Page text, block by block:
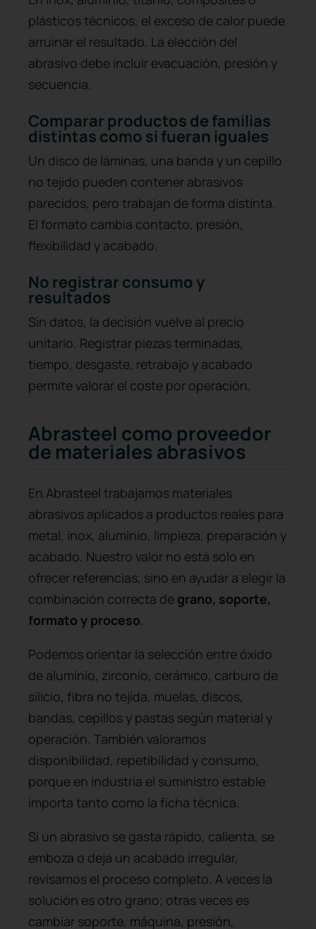
plásticos técnicos, el exceso de calor puede
arruinar el resultado. La elección del
abrasivo debe incluir evacuación, presión y
secuencia.
Comparar productos de familias
distintas como si fueran iguales
Un disco de láminas, una banda y un cepillo
no tejido pueden contener abrasivos
parecidos, pero trabajan de forma distinta.
El formato cambia contacto, presión,
flexibilidad y acabado.
No registrar consumo y
resultados
Sin datos, la decisión vuelve al precio
unitario. Registrar piezas terminadas,
tiempo, desgaste, retrabajo y acabado
permite valorar el coste por operación.
Abrasteel como proveedor
de materiales abrasivos
En Abrasteel trabajamos materiales
abrasivos aplicados a productos reales para
metal, inox, aluminio, limpieza, preparación y
acabado. Nuestro valor no está solo en
ofrecer referencias, sino en ayudar a elegir la
combinación correcta de grano, soporte,
formato y proceso.
Podemos orientar la selección entre óxido
de aluminio, zirconio, cerámico, carburo de
silicio, fibra no tejida, muelas, discos,
bandas, cepillos y pastas según material y
operación. También valoramos
disponibilidad, repetibilidad y consumo,
porque en industria el suministro estable
importa tanto como la ficha técnica.
Si un abrasivo se gasta rápido, calienta, se
emboza o deja un acabado irregular,
revisamos el proceso completo. A veces la
solución es otro grano; otras veces es
cambiar soporte, máquina, presión,